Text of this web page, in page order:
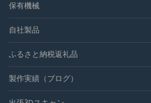
保有機械
自社製品
ふるさと納税返礼品
製作実績（ブログ）